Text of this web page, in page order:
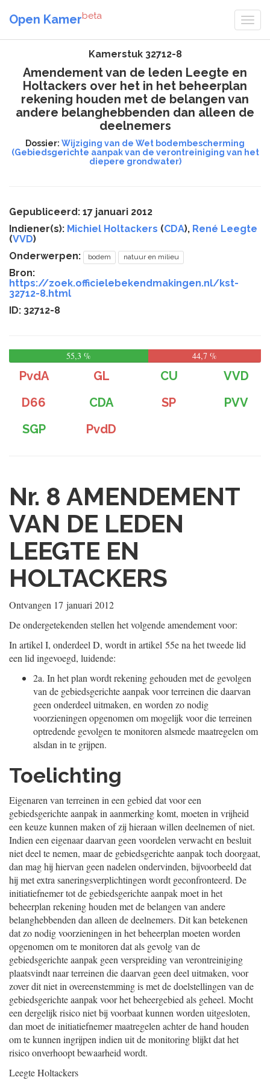
Open Kamerbeta
Kamerstuk 32712-8
Amendement van de leden Leegte en
Holtackers over het in het beheerplan
rekening houden met de belangen van
andere belanghebbenden dan alleen de
deelnemers
Dossier: Wijziging van de Wet bodembescherming
(Gebiedsgerichte aanpak van de verontreiniging van het
diepere grondwater)
Gepubliceerd: 17 januari 2012
Indiener(s): Michiel Holtackers (CDA), René Leegte
(VVD)
Onderwerpen:
bodem natuur en milieu
Bron:
https://zoek.officielebekendmakingen.nl/kst-
32712-8.html
ID: 32712-8
55,3 % 44,7 %
PvdA GL CU
VVD
D66
CDA SP
PVV
SGP
PvdD
Nr. 8 AMENDEMENT
VAN DE LEDEN
LEEGTE EN
HOLTACKERS
Ontvangen 17 januari 2012
De ondergetekenden stellen het volgende amendement voor:
In artikel I, onderdeel D, wordt in artikel 55e na het tweede lid
een lid ingevoegd, luidende:
2a. In het plan wordt rekening gehouden met de gevolgen
van de gebiedsgerichte aanpak voor terreinen die daarvan
geen onderdeel uitmaken, en worden zo nodig
voorzieningen opgenomen om mogelijk voor die terreinen
optredende gevolgen te monitoren alsmede maatregelen om
alsdan in te grijpen.
Toelichting
Eigenaren van terreinen in een gebied dat voor een
gebiedsgerichte aanpak in aanmerking komt, moeten in vrijheid
een keuze kunnen maken of zij hieraan willen deelnemen of niet.
Indien een eigenaar daarvan geen voordelen verwacht en besluit
niet deel te nemen, maar de gebiedsgerichte aanpak toch doorgaat,
dan mag hij hiervan geen nadelen ondervinden, bijvoorbeeld dat
hij met extra saneringsverplichtingen wordt geconfronteerd. De
initiatiefnemer tot de gebiedsgerichte aanpak moet in het
beheerplan rekening houden met de belangen van andere
belanghebbenden dan alleen de deelnemers. Dit kan betekenen
dat zo nodig voorzieningen in het beheerplan moeten worden
opgenomen om te monitoren dat als gevolg van de
gebiedsgerichte aanpak geen verspreiding van verontreiniging
plaatsvindt naar terreinen die daarvan geen deel uitmaken, voor
zover dit niet in overeenstemming is met de doelstellingen van de
gebiedsgerichte aanpak voor het beheergebied als geheel. Mocht
een dergelijk risico niet bij voorbaat kunnen worden uitgesloten,
dan moet de initiatiefnemer maatregelen achter de hand houden
om te kunnen ingrijpen indien uit de monitoring blijkt dat het
risico onverhoopt bewaarheid wordt.
LeegteHoltackers